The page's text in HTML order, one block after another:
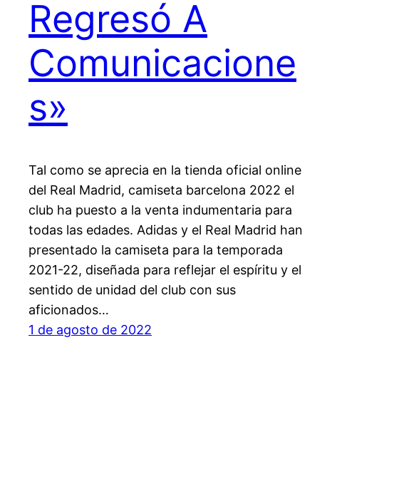
Regresó A
Comunicacione
s»
Tal como se aprecia en la tienda oficial online
del Real Madrid, camiseta barcelona 2022 el
club ha puesto a la venta indumentaria para
todas las edades. Adidas y el Real Madrid han
presentado la camiseta para la temporada
2021-22, diseñada para reflejar el espíritu y el
sentido de unidad del club con sus
aficionados…
1 de agosto de 2022